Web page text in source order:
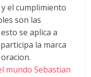
el cumplimiento
son las
se aplica a
la marca
mundo Sebastian